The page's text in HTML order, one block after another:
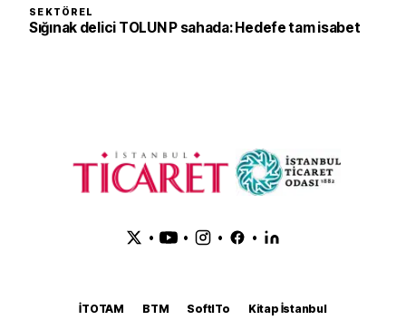
SEKTÖREL
Sığınak delici TOLUN P sahada: Hedefe tam isabet
• • • •
İTOTAM BTM SoftITo
Kitap İstanbul